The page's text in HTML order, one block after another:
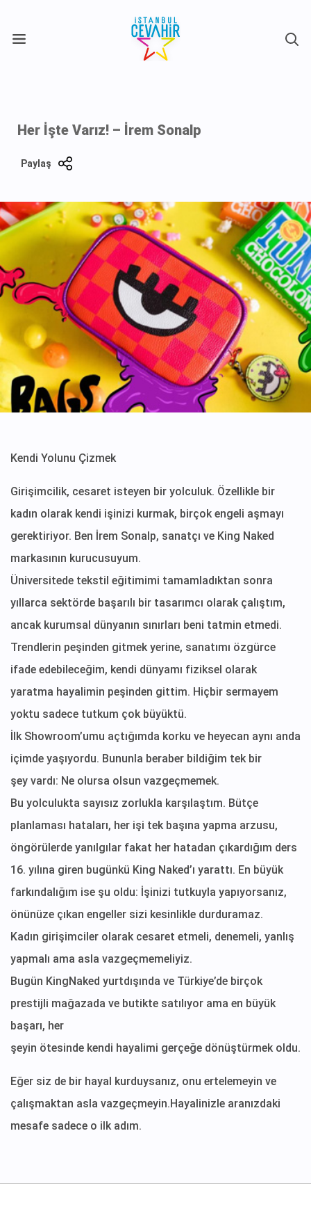
Her İşte Varız! – İrem Sonalp
Paylaş
Kendi Yolunu Çizmek
Girişimcilik, cesaret isteyen bir yolculuk. Özellikle bir
kadın olarak kendi işinizi kurmak, birçok engeli aşmayı
gerektiriyor. Ben İrem Sonalp, sanatçı ve King Naked
markasının kurucusuyum.
Üniversitede tekstil eğitimimi tamamladıktan sonra
yıllarca sektörde başarılı bir tasarımcı olarak çalıştım,
ancak kurumsal dünyanın sınırları beni tatmin etmedi.
Trendlerin peşinden gitmek yerine, sanatımı özgürce
ifade edebileceğim, kendi dünyamı fiziksel olarak
yaratma hayalimin peşinden gittim. Hiçbir sermayem
yoktu sadece tutkum çok büyüktü.
İlk Showroom’umu açtığımda korku ve heyecan aynı anda
içimde yaşıyordu. Bununla beraber bildiğim tek bir
şey vardı: Ne olursa olsun vazgeçmemek.
Bu yolculukta sayısız zorlukla karşılaştım. Bütçe
planlaması hataları, her işi tek başına yapma arzusu,
öngörülerde yanılgılar fakat her hatadan çıkardığım ders
16. yılına giren bugünkü King Naked’ı yarattı. En büyük
farkındalığım ise şu oldu: İşinizi tutkuyla yapıyorsanız,
önünüze çıkan engeller sizi kesinlikle durduramaz.
Kadın girişimciler olarak cesaret etmeli, denemeli, yanlış
yapmalı ama asla vazgeçmemeliyiz.
Bugün KingNaked yurtdışında ve Türkiye’de birçok
prestijli mağazada ve butikte satılıyor ama en büyük
başarı, her
şeyin ötesinde kendi hayalimi gerçeğe dönüştürmek oldu.
Eğer siz de bir hayal kurduysanız, onu ertelemeyin ve
çalışmaktan asla vazgeçmeyin.Hayalinizle aranızdaki
mesafe sadece o ilk adım.